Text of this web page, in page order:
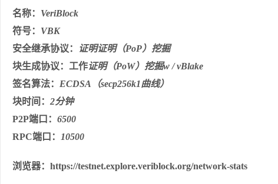
名称： VeriBlock
符号： VBK
安全继承协议：
证明证明（PoP）挖掘
块生成协议：工作证明（PoW）挖掘w / vBlake
签名算法： ECDSA（secp256k1曲线）
块时间： 2分钟
P2P端口： 6500
RPC端口：
10500
浏览器：https://testnet.explore.veriblock.org/network-stats